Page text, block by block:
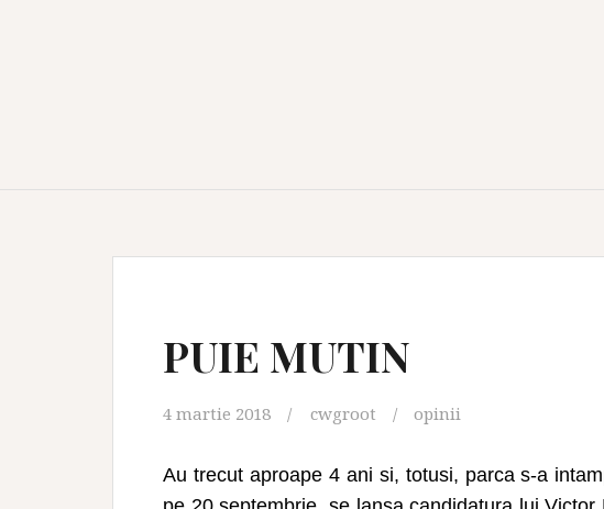
PUIE MUTIN
4 martie 2018 cwgroot opinii
Au trecut aproape 4 ani si, totusi, parca s-a